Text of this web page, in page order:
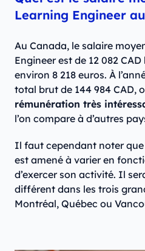
Learning Engineer
Au Canada, le salaire
Engineer est de 12 082
environ 8 218 euros. À
total brut de 144 984 CAD,
rémunération très
l’on compare à d’autres
Il faut cependant noter
est amené à varier en
d’exercer son activité. Il
différent dans les trois
Montréal, Québec ou